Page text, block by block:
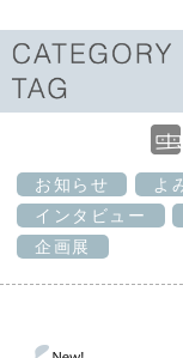
お知らせ よ
インタビュー
企画展